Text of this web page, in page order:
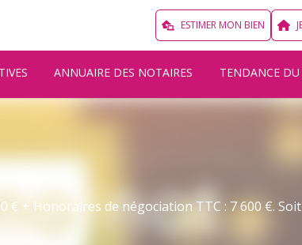
ESTIMER MON BIEN
ANNUAIRE DES NOTAIRES TENDANCE
€ + Honoraires de négociation TTC : 7 600 €.